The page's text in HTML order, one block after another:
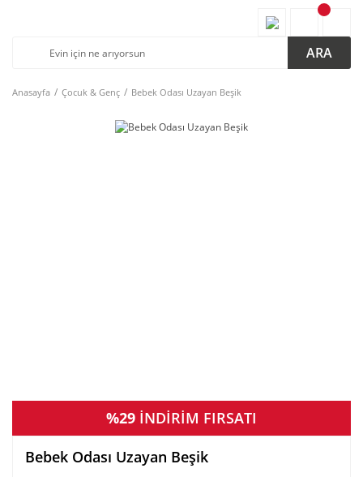
ARA
Anasayfa Çocuk & Genç Bebek Odası Uzayan Beşik
%29 İNDİRİM FIRSATI
Bebek Odası Uzayan Beşik